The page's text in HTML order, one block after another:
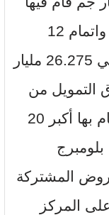
بنك مصر بدور المرتب الرئيسي، واتمام 12
صفقة تمويلية بقيمة إجمالية حوالي 26.275 مليار
التمويل من
إجمالي العمليات التمويلية التي قام بها أكبر 20
المشتركة
على المركز